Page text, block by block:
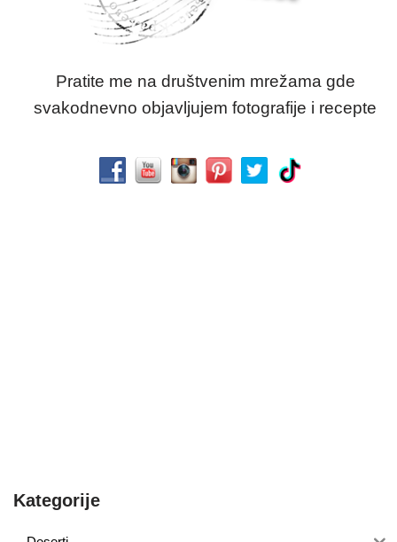
Pratite me na društvenim mrežama gde
svakodnevno objavljujem fotografije i recepte
Kategorije